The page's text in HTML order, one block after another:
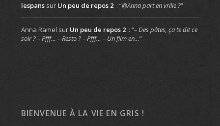
lespanssur Un peu de repos 2 : “@Anna part en vrille ?”
Anna Ramel sur Un peu de repos 2 : “– Des pâtes, ça te dit ce
soir ? – Pfff… – Resto ? – Pfff… – Un film en…”
BIENVENUE À LA VIE EN GRIS !